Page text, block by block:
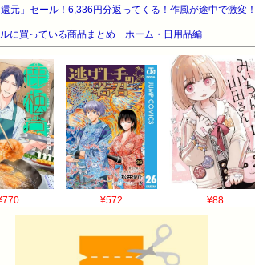
に買っている商品まとめ ホーム・日用品編
¥572 ¥88